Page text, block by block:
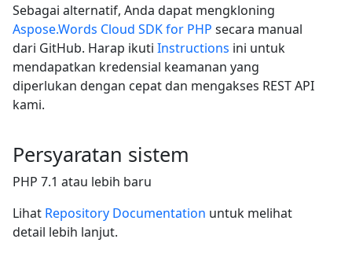
Sebagai alternatif, Anda dapat mengkloning
Aspose.Words Cloud SDK for PHP secara manual
dari GitHub. Harap ikuti Instructions ini untuk
mendapatkan kredensial keamanan yang
diperlukan dengan cepat dan mengakses REST API
kami.
Persyaratan sistem
PHP 7.1 atau lebih baru
Lihat Repository Documentation untuk melihat
detail lebih lanjut.